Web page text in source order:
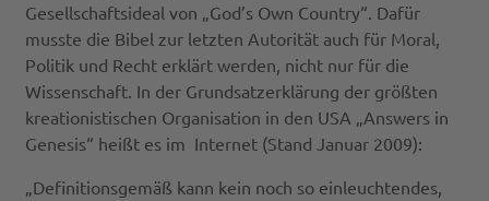
Gesellschaftsideal von „God’s Own Country“. Dafür
musste die Bibel zur letzten Autorität auch für Moral,
Politik und Recht erklärt werden, nicht nur für die
Wissenschaft. In der Grundsatzerklärung der größten
kreationistischen Organisation in den USA „Answers in
Genesis“ heißt es im Internet (Stand Januar 2009):
„Definitionsgemäß kann kein noch so einleuchtendes,